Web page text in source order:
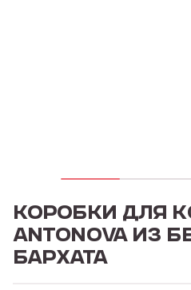
КОРОБКИ ДЛЯ
ANTONOVA ИЗ
БАРХАТА